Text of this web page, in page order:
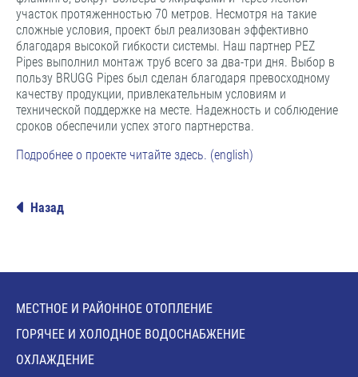
участок протяженностью 70 метров. Несмотря на такие
сложные условия, проект был реализован эффективно
благодаря высокой гибкости системы. Наш партнер PEZ
Pipes выполнил монтаж труб всего за два-три дня. Выбор в
пользу BRUGG Pipes был сделан благодаря превосходному
качеству продукции, привлекательным условиям и
технической поддержке на месте. Надежность и соблюдение
сроков обеспечили успех этого партнерства.
Подробнее о проекте читайте здесь. (english)
Назад
МЕСТНОЕ И РАЙОННОЕ ОТОПЛЕНИЕ
ГОРЯЧЕЕ И ХОЛОДНОЕ ВОДОСНАБЖЕНИЕ
ОХЛАЖДЕНИЕ